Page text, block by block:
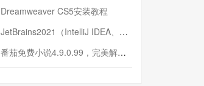
Dreamweaver CS5安装教程
JetBrains2021（IntelliJ IDEA、Pycharm、PhpStorm、Rider……）安装教程
番茄免费小说4.9.0.99，完美解锁VIP特权！